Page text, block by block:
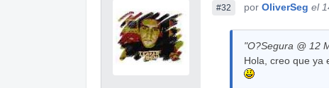
#32 por OliverSeg el
"O?Segura @ 12
Hola, creo que ya